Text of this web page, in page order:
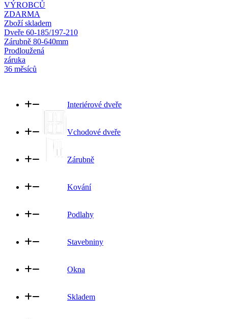
VÝROBCŮ
ZDARMA
Zboží skladem
Dveře 60-185/197-210
Zárubně 80-640mm
Prodloužená
záruka
36 měsíců
Interiérové dveře
Vchodové dveře
Zárubně
Kování
Podlahy
Stavebniny
Okna
Skladem